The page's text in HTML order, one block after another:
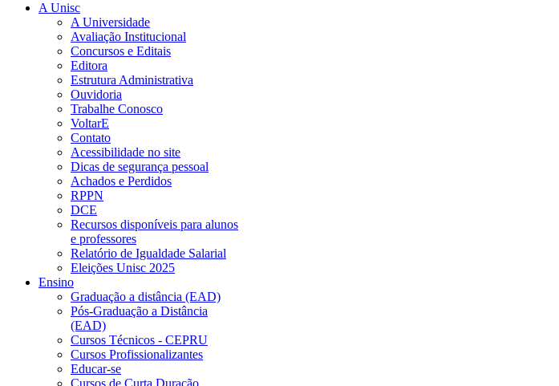
A Unisc
A Universidade
Avaliação Institucional
Concursos e Editais
Editora
Estrutura Administrativa
Ouvidoria
Trabalhe Conosco
VoltarE
Contato
Acessibilidade no site
Dicas de segurança pessoal
Achados e Perdidos
RPPN
DCE
Recursos disponíveis para alunos
e professores
Relatório de Igualdade Salarial
Eleições Unisc 2025
Ensino
Graduação a distância (EAD)
Pós-Graduação a Distância
(EAD)
Cursos Técnicos - CEPRU
Cursos Profissionalizantes
Educar-se
Cursos de Curta Duração